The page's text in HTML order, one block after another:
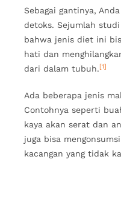
Sebagai gantinya,
detoks. Sejumlah
bahwa jenis diet ini
hati dan
dari dalam tubuh. [1]
Ada beberapa jenis
Contohnya seperti
kaya akan serat dan
juga bisa
kacangan yang tidak